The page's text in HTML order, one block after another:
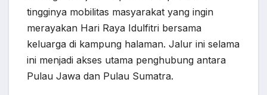
tingginya mobilitas masyarakat yang ingin
merayakan Hari Raya Idulfitri bersama
keluarga di kampung halaman. Jalur ini selama
ini menjadi akses utama penghubung antara
Pulau Jawa dan Pulau Sumatra.